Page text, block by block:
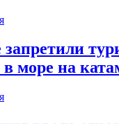
в море на